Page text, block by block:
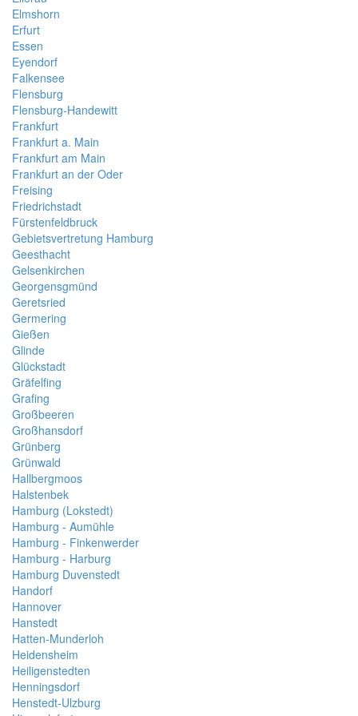
Elmshorn
Erfurt
Essen
Eyendorf
Falkensee
Flensburg
Flensburg-Handewitt
Frankfurt
Frankfurt a. Main
Frankfurt am Main
Frankfurt an der Oder
Freising
Friedrichstadt
Fürstenfeldbruck
Gebietsvertretung Hamburg
Geesthacht
Gelsenkirchen
Georgensgmünd
Geretsried
Germering
Gießen
Glinde
Glückstadt
Gräfelfing
Grafing
Großbeeren
Großhansdorf
Grünberg
Grünwald
Hallbergmoos
Halstenbek
Hamburg (Lokstedt)
Hamburg - Aumühle
Hamburg - Finkenwerder
Hamburg - Harburg
Hamburg Duvenstedt
Handorf
Hannover
Hanstedt
Hatten-Munderloh
Heidensheim
Heiligenstedten
Henningsdorf
Henstedt-Ulzburg